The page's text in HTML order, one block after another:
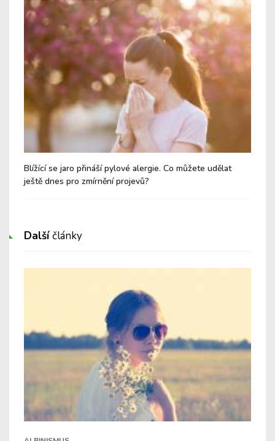
Blížící se jaro přináší pylové alergie. Co můžete udělat
ještě dnes pro zmírnění projevů?
Dalšíčlánky